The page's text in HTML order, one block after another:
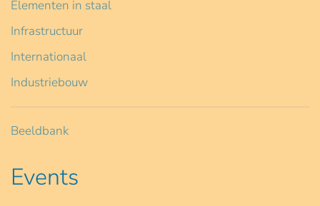
Elementen in staal
Infrastructuur
Internationaal
Industriebouw
Beeldbank
Events